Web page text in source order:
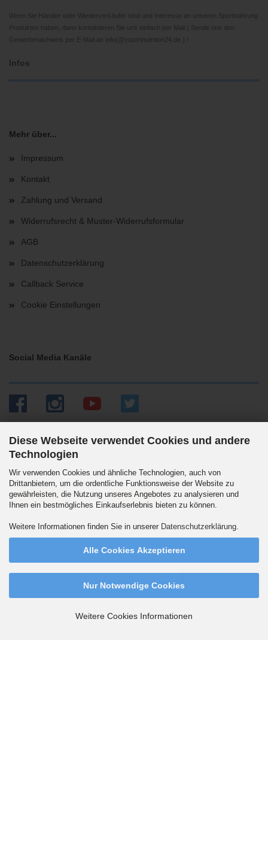
Diese Webseite verwendet Cookies und andere
Technologien
Wir verwenden Cookies und ähnliche Technologien, auch von
Drittanbietern, um die ordentliche Funktionsweise der Website zu
gewährleisten, die Nutzung unseres Angebotes zu analysieren und
Ihnen ein bestmögliches Einkaufserlebnis bieten zu können.
Weitere Informationen finden Sie in unserer Datenschutzerklärung
Alle Cookies Akzeptieren
Nur Notwendige Cookies
Weitere Cookies Informationen
Wenn Sie Händler oder Wiederverkäufer sind und Interesse an unseren Sportnahrung
Produkten haben, dann kontaktieren Sie uns einfach per Mail ( Sende uns den
Gewerbenachweis per E-Mail an info(@)sportnutrition24.de ) !
Infos
Mehr über...
Impressum
Kontakt
Zahlung und Versand
Widerrufsrecht & Muster-Widerrufsformular
AGB
Datenschutzerklärung
Callback Service
Cookie Einstellungen
Social Media Kanäle
Versandpartner
Wir versenden auch an Packstationen. DHL Standard 5.90 Euro innerhalb
Vertrag widerrufen